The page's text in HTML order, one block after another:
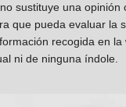
sustituye una opinión
que pueda evaluar la
recogida en la
ni de ninguna índole.